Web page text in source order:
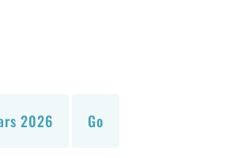
2026 Go